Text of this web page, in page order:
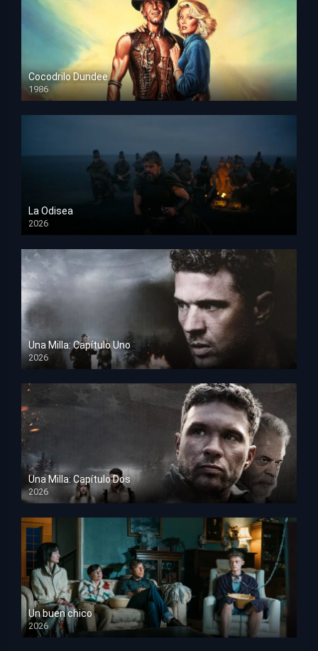
Cocodrilo Dundee
1986
HD 1080p
La Odisea
2026
TS Screener
Una Milla: Capítulo Uno
2026
HD 1080p
Una Milla: Capítulo Dos
2026
HD 1080p
Un buen chico
2026
HD 1080p